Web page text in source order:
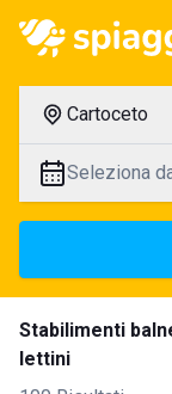
Cartoceto
Seleziona
Stabilimenti
lettini